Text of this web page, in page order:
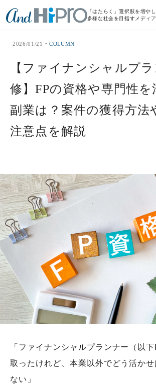
「はたらく」選択肢を増やし
多様な社会を目指すメディア
2026/01/21 COLUMN
【ファイナンシャルプ
修】FPの資格や専門性を
副業は？案件の獲得方法
注意点を解説
「ファイナンシャルプランナー（以
取ったけれど、本業以外でどう活か
ない」